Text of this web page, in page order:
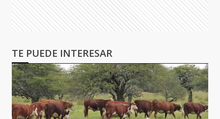
TE PUEDE INTERESAR